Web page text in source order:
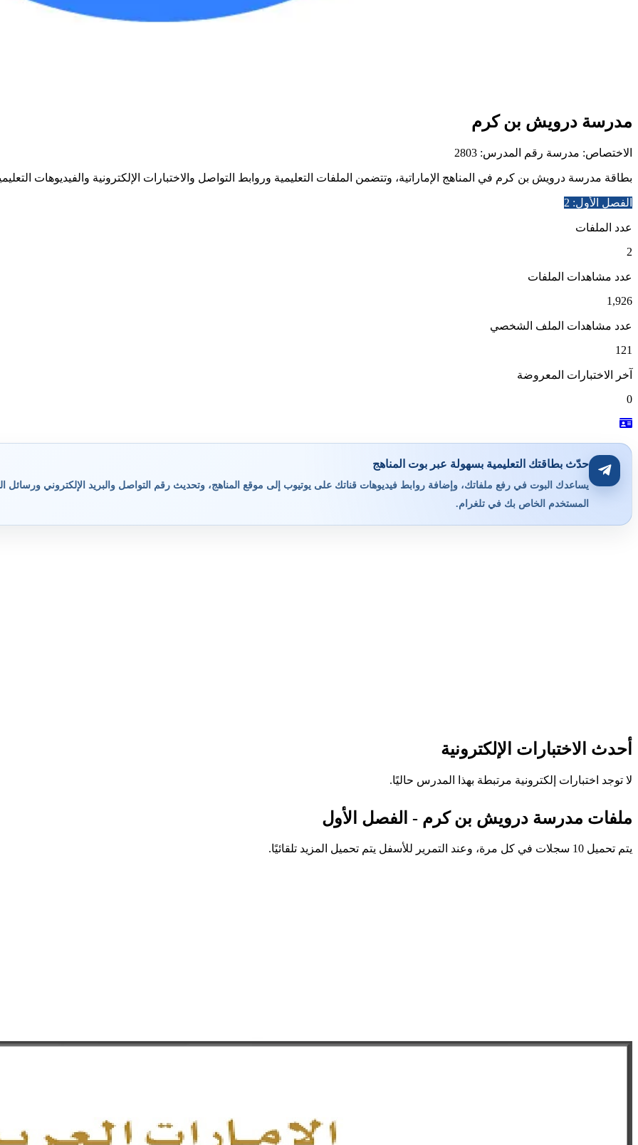
مدرسة درويش بن كرم
الاختصاص: مدرسة رقم المدرس: 2803
بطاقة مدرسة درويش بن كرم في المناهج الإماراتية، وتتضمن الملفات التعليمية وروابط التواصل والاختبارات الإلكترونية والفيديوهات
الفصل الأول: 2
عدد الملفات
2
عدد مشاهدات الملفات
1,926
عدد مشاهدات الملف الشخصي
121
آخر الاختبارات المعروضة
0
حدّث بطاقتك التعليمية بسهولة عبر بوت المناهج
يساعدك البوت في رفع ملفاتك، وإضافة روابط فيديوهات قناتك على يوتيوب إلى موقع المناهج، وتحديث رقم التواصل والبريد الإلكتروني ورسائل
المستخدم الخاص بك في تلغرام.
أحدث الاختبارات الإلكترونية
لا توجد اختبارات إلكترونية مرتبطة بهذا المدرس حاليًا.
ملفات مدرسة درويش بن كرم - الفصل الأول
يتم تحميل 10 سجلات في كل مرة، وعند التمرير للأسفل يتم تحميل المزيد تلقائيًا.